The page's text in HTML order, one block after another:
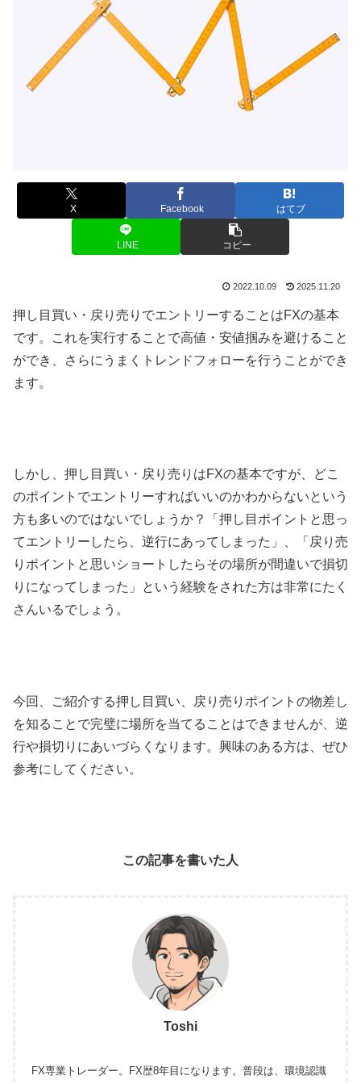
X Facebook はてブ
LINE コピー
2022.10.09 2025.11.20
押し目買い・戻り売りでエントリーすることはFXの基本
です。これを実行することで高値・安値掴みを避けること
ができ、さらにうまくトレンドフォローを行うことができ
ます。
しかし、押し目買い・戻り売りはFXの基本ですが、どこ
のポイントでエントリーすればいいのかわからないという
方も多いのではないでしょうか？「押し目ポイントと思っ
てエントリーしたら、逆行にあってしまった」、「戻り売
りポイントと思いショートしたらその場所が間違いで損切
りになってしまった」という経験をされた方は非常にたく
さんいるでしょう。
今回、ご紹介する押し目買い、戻り売りポイントの物差し
を知ることで完璧に場所を当てることはできませんが、逆
行や損切りにあいづらくなります。興味のある方は、ぜひ
参考にしてください。
この記事を書いた人
Toshi
FX専業トレーダー。FX歴8年目になります。普段は、環境認識